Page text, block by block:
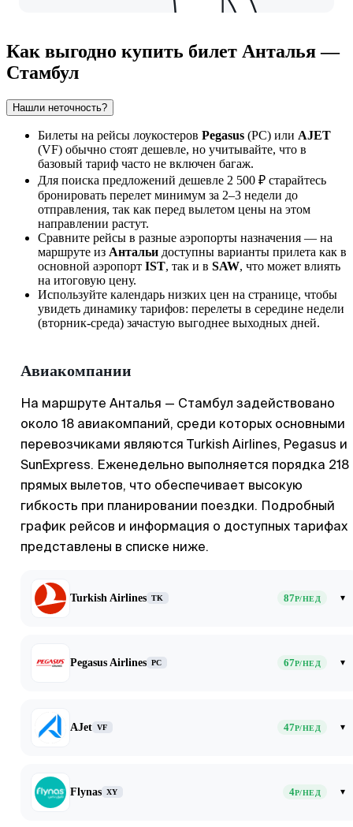
Как выгодно купить билет Анталья —
Стамбул
Нашли неточность?
Билеты на рейсы лоукостеров Pegasus (PC) или AJET
(VF) обычно стоят дешевле, но учитывайте, что в
базовый тариф часто не включен багаж.
Для поиска предложений дешевле 2 500 ₽ старайтесь
бронировать перелет минимум за 2–3 недели до
отправления, так как перед вылетом цены на этом
направлении растут.
Сравните рейсы в разные аэропорты назначения — на
маршруте из Антальи доступны варианты прилета как в
основной аэропорт IST, так и в SAW, что может влиять
на итоговую цену.
Используйте календарь низких цен на странице, чтобы
увидеть динамику тарифов: перелеты в середине недели
(вторник-среда) зачастую выгоднее выходных дней.
Авиакомпании
На маршруте Анталья — Стамбул задействовано
около 18 авиакомпаний, среди которых основными
перевозчиками являются Turkish Airlines, Pegasus и
SunExpress. Еженедельно выполняется порядка 218
прямых вылетов, что обеспечивает высокую
гибкость при планировании поездки. Подробный
график рейсов и информация о доступных тарифах
представлены в списке ниже.
Turkish Airlines TK 87Р/НЕД ▾
Pegasus Airlines PC 67Р/НЕД ▾
AJet VF 47Р/НЕД ▾
Flynas XY 4Р/НЕД ▾